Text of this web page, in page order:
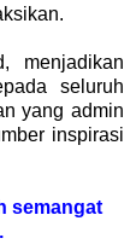
menjadikan
seluruh
yang admin
inspirasi
semangat